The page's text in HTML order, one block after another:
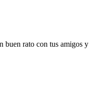
buen rato con tus amigos y